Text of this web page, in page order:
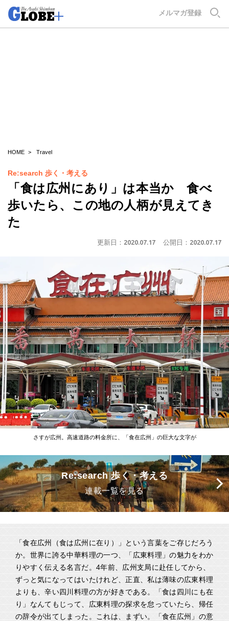
メルマガ登録
HOME Travel
Re:search 歩く・考える
「食は広州にあり」は本当か 食べ
歩いたら、この地の人柄が見えてき
た
更新日： 2020.07.17 公開日： 2020.07.17
さすが広州。高速道路の料金所に、「食在広州」の巨大な文字が
Re:search 歩く・考える
連載一覧を見る
「食在広州（食は広州に在り）」という言葉をご存じだろう
か。世界に誇る中華料理の一つ、「広東料理」の魅力をわか
りやすく伝える名言だ。4年前、広州支局に赴任してから、
ずっと気になってはいたけれど、正直、私は薄味の広東料理
よりも、辛い四川料理の方が好きである。「食は四川にも在
り」なんてもじって、広東料理の探求を怠っていたら、帰任
の辞令が出てしまった。これは、まずい。「食在広州」の意